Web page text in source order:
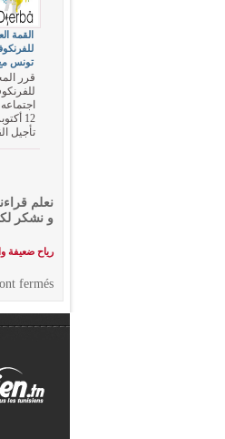
القمة
تونس مع
قرر
اجتماعه
تأجيل
نعلم
و نشكر
رياح ضعيفة
fermés.